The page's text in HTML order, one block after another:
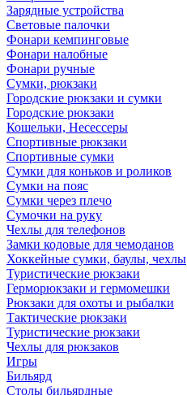
Зарядные устройства
Световые палочки
Фонари кемпинговые
Фонари налобные
Фонари ручные
Сумки, рюкзаки
Городские рюкзаки и сумки
Городские рюкзаки
Кошельки, Несессеры
Спортивные рюкзаки
Спортивные сумки
Сумки для коньков и роликов
Сумки на пояс
Сумки через плечо
Сумочки на руку
Чехлы для телефонов
Замки кодовые для чемоданов
Хоккейные сумки, баулы, чехлы
Туристические рюкзаки
Герморюкзаки и гермомешки
Рюкзаки для охоты и рыбалки
Тактические рюкзаки
Туристические рюкзаки
Чехлы для рюкзаков
Игры
Бильярд
Столы бильярдные